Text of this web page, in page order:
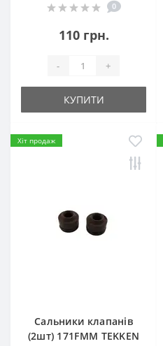
0
110 грн.
- +
КУПИТИ
Хіт продаж
Сальники клапанів
(2шт) 171FMM TEKKEN